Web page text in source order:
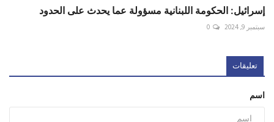
إسرائيل: الحكومة اللبنانية مسؤولة عما يحدث على الحدود
سبتمبر 9, 2024 0
تعليقات
اسم